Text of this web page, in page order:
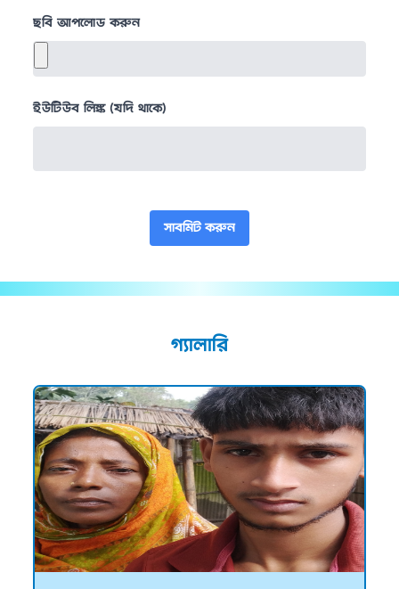
ছবি আপলোড করুন
ইউটিউব লিঙ্ক (যদি থাকে)
সাবমিট করুন
গ্যালারি